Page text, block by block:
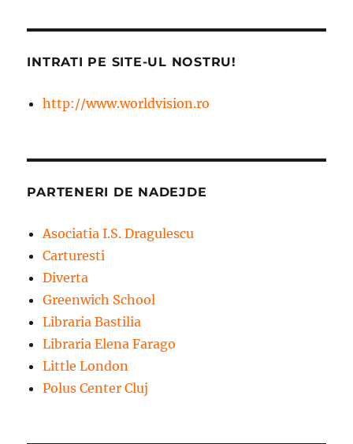
INTRATI PE SITE-UL NOSTRU!
http://www.worldvision.ro
PARTENERI DE NADEJDE
Asociatia I.S. Dragulescu
Carturesti
Diverta
Greenwich School
Libraria Bastilia
Libraria Elena Farago
Little London
Polus Center Cluj